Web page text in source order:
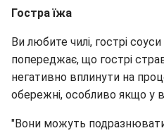
Гостра їжа
Ви любите чилі, гострі соуси
попереджає, що гострі
негативно вплинути на
обережні, особливо якщо у
"Вони можуть